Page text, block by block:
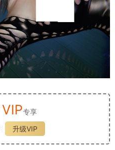
VIP专享
升级VIP